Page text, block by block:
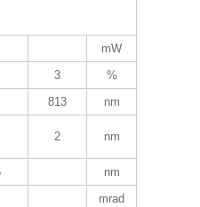
mW
3
%
813
nm
2 nm
nm
mrad